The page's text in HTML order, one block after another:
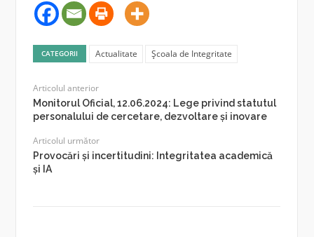
CATEGORII Actualitate Școala de Integritate
Articolul anterior
Monitorul Oficial, 12.06.2024: Lege privind statutul
personalului de cercetare, dezvoltare și inovare
Articolul următor
Provocări și incertitudini: Integritatea academică
și IA